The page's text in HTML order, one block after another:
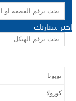
اختر سيارتك